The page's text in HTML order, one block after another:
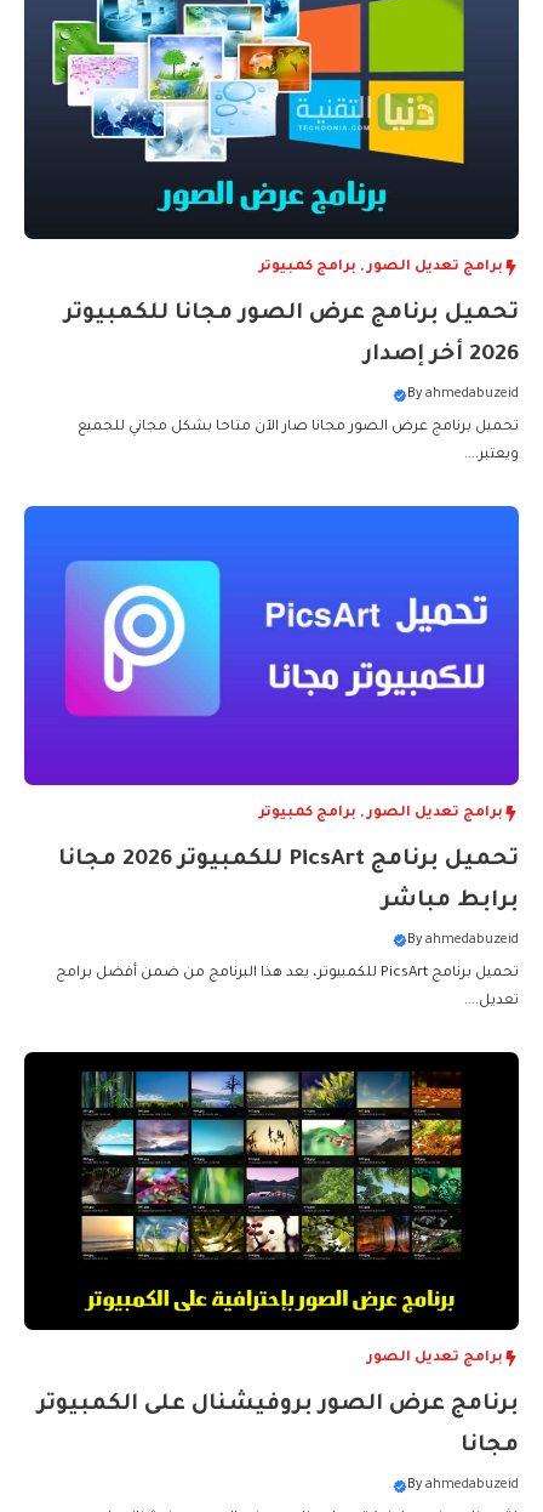
برامج تعديل الصور, برامج كمبيوتر
تحميل برنامج عرض الصور مجانا للكمبيوتر
2026 أخر إصدار
Byahmedabuzeid
تحميل برنامج عرض الصور مجانا صار الآن متاحا بشكل مجاني للجميع
ويعتبر....
برامج تعديل الصور, برامج كمبيوتر
تحميل برنامج PicsArt للكمبيوتر 2026 مجانا
برابط مباشر
Byahmedabuzeid
تحميل برنامج PicsArt للكمبيوتر، يعد هذا البرنامج من ضمن أفضل برامج
تعديل....
برامج تعديل الصور
برنامج عرض الصور بروفيشنال على الكمبيوتر
مجانا
Byahmedabuzeid